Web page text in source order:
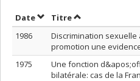
DateTrier par date en ordre
TitreTrier par titre
1986
Discrimination
promotion une
1975
Une fonction
bilatérale: cas de la